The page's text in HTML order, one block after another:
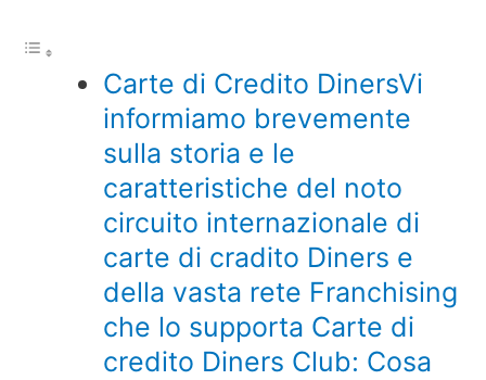
Carte di Credito DinersVi
informiamo brevemente
sulla storia e le
caratteristiche del noto
circuito internazionale di
carte di cradito Diners e
della vasta rete Franchising
che lo supporta Carte di
credito Diners Club: Cosa